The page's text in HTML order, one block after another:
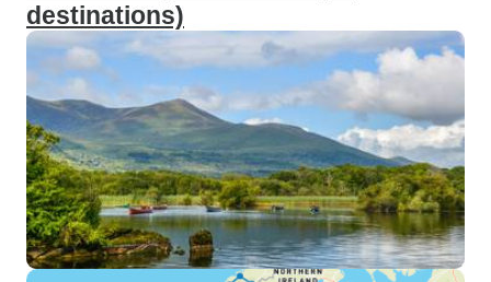
destinations)